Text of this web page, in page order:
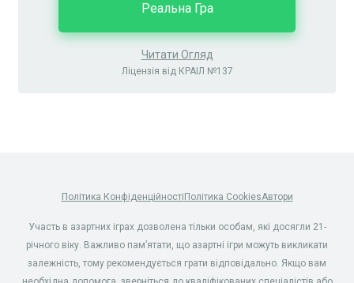
Читати Огляд
Ліцензія від КРАІЛ №137
Реальна Гра
Політика Конфіденційності Політика CookiesАвтори
Участь в азартних іграх дозволена тільки особам, які досягли 21-
річного віку. Важливо пам’ятати, що азартні ігри можуть викликати
залежність, тому рекомендується грати відповідально. Якщо вам